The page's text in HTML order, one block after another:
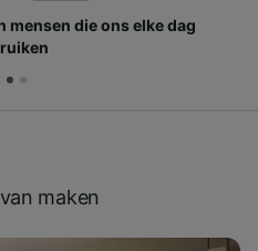
mensen die ons elke dag
maken